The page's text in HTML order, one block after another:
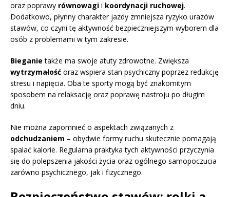
oraz poprawy równowagi i koordynacji ruchowej.
Dodatkowo, płynny charakter jazdy zmniejsza ryzyko urazów
stawów, co czyni tę aktywność bezpieczniejszym wyborem dla
osób z problemami w tym zakresie.
Bieganie także ma swoje atuty zdrowotne. Zwiększa
wytrzymałość oraz wspiera stan psychiczny poprzez redukcję
stresu i napięcia. Oba te sporty mogą być znakomitym
sposobem na relaksację oraz poprawę nastroju po długim
dniu.
Nie można zapomnieć o aspektach związanych z
odchudzaniem – obydwie formy ruchu skutecznie pomagają
spalać kalorie. Regularna praktyka tych aktywności przyczynia
się do polepszenia jakości życia oraz ogólnego samopoczucia
zarówno psychicznego, jak i fizycznego.